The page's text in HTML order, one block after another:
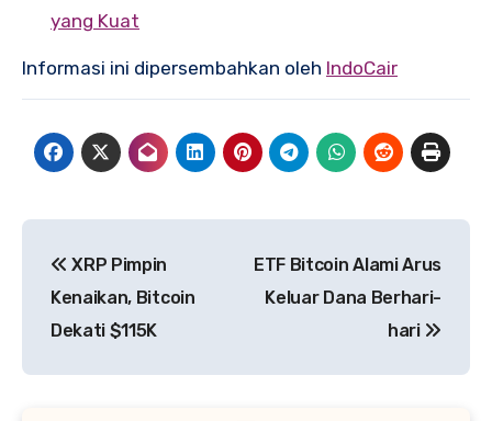
yang Kuat
Informasi ini dipersembahkan oleh IndoCair
navigation
XRP Pimpin
Kenaikan, Bitcoin
Dekati $115K
ETF Bitcoin Alami Arus
Keluar Dana Berhari-
hari